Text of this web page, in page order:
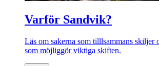
Varför Sandvik?
Läs om sakerna som tilllsammans skiljer
som möjliggör viktiga skiften.